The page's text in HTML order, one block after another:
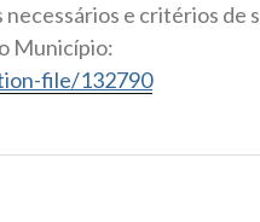
e critérios de
Município:
file/132790